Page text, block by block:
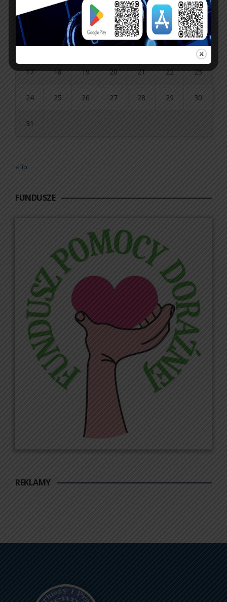
7 8 9
10 11 12 13 14 15 16
17 18 19 20 21 22 23
24 25 26 27 28 29 30
31
« lip
FUNDUSZE
REKLAMY